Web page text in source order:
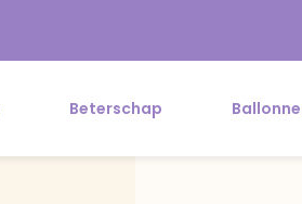
Beterschap